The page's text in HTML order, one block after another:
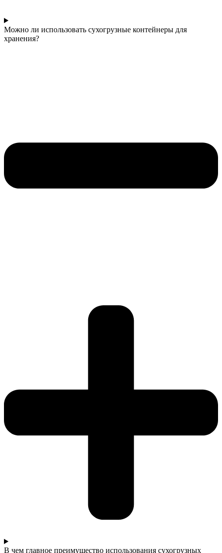
Можно ли использовать сухогрузные контейнеры для
хранения?
В чем главное преимущество использования сухогрузных